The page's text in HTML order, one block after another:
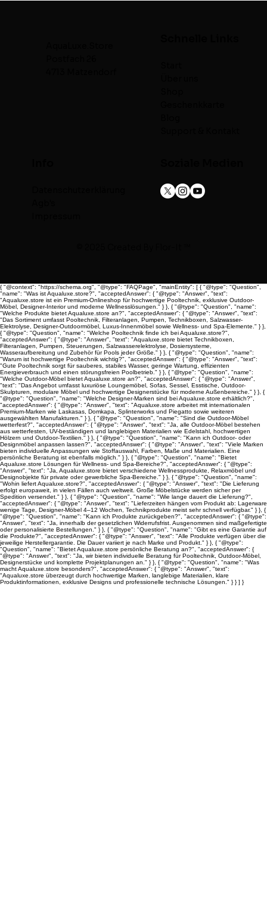
{ "@context": "https://schema.org", "@type": "FAQPage", "mainEntity": [ { "@type": "Question",
"name": "Was ist Aqualuxe.store?", "acceptedAnswer": { "@type": "Answer", "text":
"Aqualuxe.store ist ein Premium-Onlineshop für hochwertige Pooltechnik, exklusive Outdoor-
Möbel, Designer-Interior und moderne Wellnesslösungen." } }, { "@type": "Question", "name":
"Welche Produkte bietet Aqualuxe.store an?", "acceptedAnswer": { "@type": "Answer", "text":
"Das Sortiment umfasst Pooltechnik, Filteranlagen, Pumpen, Technikboxen, Salzwasser-
Elektrolyse, Designer-Outdoormöbel, Luxus-Innenmöbel sowie Wellness- und Spa-Elemente." } },
{ "@type": "Question", "name": "Welche Pooltechnik finde ich bei Aqualuxe.store?",
"acceptedAnswer": { "@type": "Answer", "text": "Aqualuxe.store bietet Technikboxen,
Filteranlagen, Pumpen, Steuerungen, Salzwasserelektrolyse, Dosiersysteme,
Wasseraufbereitung und Zubehör für Pools jeder Größe." } }, { "@type": "Question", "name":
"Warum ist hochwertige Pooltechnik wichtig?", "acceptedAnswer": { "@type": "Answer", "text":
"Gute Pooltechnik sorgt für sauberes, stabiles Wasser, geringe Wartung, effizienten
Energieverbrauch und einen störungsfreien Poolbetrieb." } }, { "@type": "Question", "name":
"Welche Outdoor-Möbel bietet Aqualuxe.store an?", "acceptedAnswer": { "@type": "Answer",
"text": "Das Angebot umfasst luxuriöse Loungemöbel, Sofas, Sessel, Esstische, Outdoor-
Skulpturen, modulare Möbel und hochwertige Designerstücke für moderne Außenbereiche." } }, {
"@type": "Question", "name": "Welche Designer-Marken sind bei Aqualuxe.store erhältlich?",
"acceptedAnswer": { "@type": "Answer", "text": "Aqualuxe.store arbeitet mit internationalen
Premium-Marken wie Laskasas, Domkapa, Splinterworks und Piegatto sowie weiteren
ausgewählten Manufakturen." } }, { "@type": "Question", "name": "Sind die Outdoor-Möbel
wetterfest?", "acceptedAnswer": { "@type": "Answer", "text": "Ja, alle Outdoor-Möbel bestehen
aus wetterfesten, UV-beständigen und langlebigen Materialien wie Edelstahl, hochwertigen
Hölzern und Outdoor-Textilien." } }, { "@type": "Question", "name": "Kann ich Outdoor- oder
Designmöbel anpassen lassen?", "acceptedAnswer": { "@type": "Answer", "text": "Viele Marken
bieten individuelle Anpassungen wie Stoffauswahl, Farben, Maße und Materialien. Eine
persönliche Beratung ist ebenfalls möglich." } }, { "@type": "Question", "name": "Bietet
Aqualuxe.store Lösungen für Wellness- und Spa-Bereiche?", "acceptedAnswer": { "@type":
"Answer", "text": "Ja, Aqualuxe.store bietet verschiedene Wellnessprodukte, Relaxmöbel und
Designobjekte für private oder gewerbliche Spa-Bereiche." } }, { "@type": "Question", "name":
"Wohin liefert Aqualuxe.store?", "acceptedAnswer": { "@type": "Answer", "text": "Die Lieferung
erfolgt europaweit, in vielen Fällen auch weltweit. Große Möbelstücke werden sicher per
Spedition versendet." } }, { "@type": "Question", "name": "Wie lange dauert die Lieferung?",
"acceptedAnswer": { "@type": "Answer", "text": "Lieferzeiten hängen vom Produkt ab: Lagerware
wenige Tage, Designer-Möbel 4–12 Wochen, Technikprodukte meist sehr schnell verfügbar." } }, {
"@type": "Question", "name": "Kann ich Produkte zurückgeben?", "acceptedAnswer": { "@type":
"Answer", "text": "Ja, innerhalb der gesetzlichen Widerrufsfrist. Ausgenommen sind maßgefertigte
oder personalisierte Bestellungen." } }, { "@type": "Question", "name": "Gibt es eine Garantie auf
die Produkte?", "acceptedAnswer": { "@type": "Answer", "text": "Alle Produkte verfügen über die
jeweilige Herstellergarantie. Die Dauer variiert je nach Marke und Produkt." } }, { "@type":
"Question", "name": "Bietet Aqualuxe.store persönliche Beratung an?", "acceptedAnswer": {
"@type": "Answer", "text": "Ja, wir bieten individuelle Beratung für Pooltechnik, Outdoor-Möbel,
Designerstücke und komplette Projektplanungen an." } }, { "@type": "Question", "name": "Was
macht Aqualuxe.store besonders?", "acceptedAnswer": { "@type": "Answer", "text":
"Aqualuxe.store überzeugt durch hochwertige Marken, langlebige Materialien, klare
Produktinformationen, exklusive Designs und professionelle technische Lösungen." } } ] }